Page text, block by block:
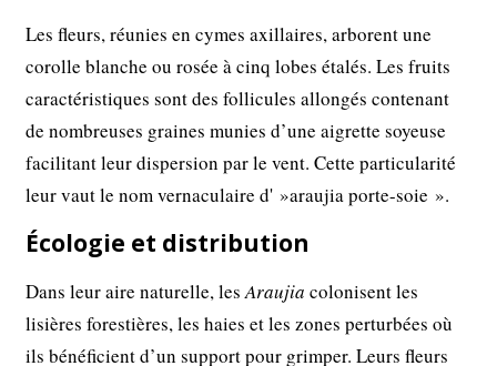
Les fleurs, réunies en cymes axillaires, arborent une
corolle blanche ou rosée à cinq lobes étalés. Les fruits
caractéristiques sont des follicules allongés contenant
de nombreuses graines munies d’une aigrette soyeuse
facilitant leur dispersion par le vent. Cette particularité
leur vaut le nom vernaculaire d' »araujia porte-soie ».
Écologie et distribution
Dans leur aire naturelle, lesAraujia colonisent les
lisières forestières, les haies et les zones perturbées où
ils bénéficient d’un support pour grimper. Leurs fleurs